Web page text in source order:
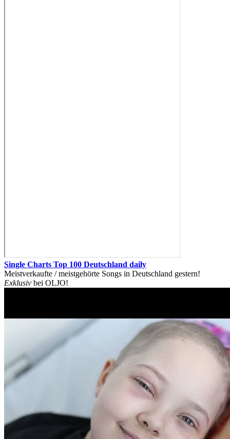
Single Charts Top 100 Deutschland daily
Meistverkaufte / meistgehörte Songs in Deutschland gestern!
Exklusiv bei OLJO!